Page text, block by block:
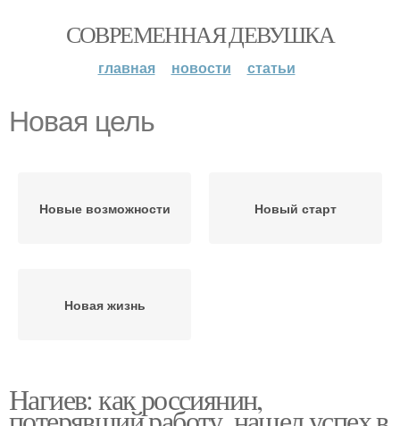
СОВРЕМЕННАЯ ДЕВУШКА
главная новости статьи
Новая цель
Новые возможности Новый старт
Новая жизнь
Нагиев: как россиянин,